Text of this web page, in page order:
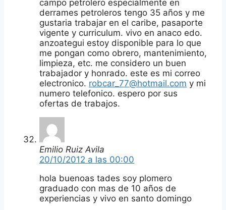
campo petrolero especialmente en
derrames petroleros tengo 35 años y me
gustaria trabajar en el caribe, pasaporte
vigente y curriculum. vivo en anaco edo.
anzoategui estoy disponible para lo que
me pongan como obrero, mantenimiento,
limpieza, etc. me considero un buen
trabajador y honrado. este es mi correo
electronico. robcar_77@hotmail.com y mi
numero telefonico. espero por sus
ofertas de trabajos.
Emilio Ruiz Avila
20/10/2012 a las 00:00
hola buenoas tades soy plomero
graduado con mas de 10 años de
experiencias y vivo en santo domingo